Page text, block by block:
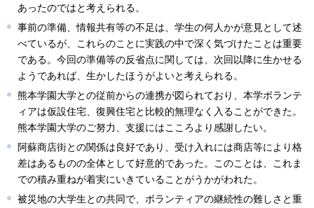
あったのではと考えられる。
事前の準備、情報共有等の不足は、学生の何人かが意見として述
べているが、これらのことに実践の中で深く気づけたことは重要
である。今回の準備等の反省点に関しては、次回以降に生かせる
ようであれば、生かしたほうがよいと考えられる。
熊本学園大学との従前からの連携が図られており、本学ボランテ
ィアは仮設住宅、復興住宅と比較的無理なく入ることができた。
熊本学園大学のご努力、支援にはこころより感謝したい。
阿蘇商店街との関係は良好であり、受け入れには商店等により格
差はあるものの全体として好意的であった。このことは、これま
での積み重ねが着実にいきていることがうかがわれた。
被災地の大学生との共同で、ボランティアの継続性の難しさと重